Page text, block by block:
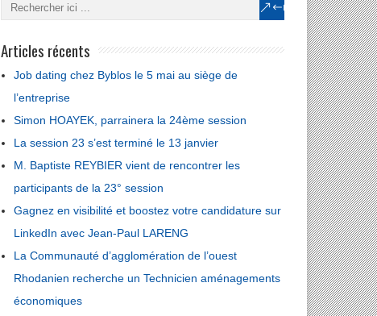
Articles récents
Job dating chez Byblos le 5 mai au siège de
l’entreprise
Simon HOAYEK, parrainera la 24ème session
La session 23 s’est terminé le 13 janvier
M. Baptiste REYBIER vient de rencontrer les
participants de la 23° session
Gagnez en visibilité et boostez votre candidature sur
LinkedIn avec Jean-Paul LARENG
La Communauté d’agglomération de l’ouest
Rhodanien recherche un Technicien aménagements
économiques